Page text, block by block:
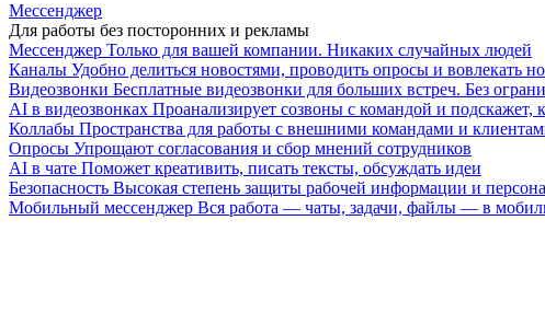
Мессенджер
Для работы без посторонних и рекламы
Мессенджер Только для вашей компании. Никаких случайных людей
Каналы Удобно делиться новостями, проводить опросы и вовлекать
Видеозвонки Бесплатные видеозвонки для больших встреч. Без
AI в видеозвонках Проанализирует созвоны с командой и подскажет,
Коллабы Пространства для работы с внешними командами и
Опросы Упрощают согласования и сбор мнений сотрудников
AI в чате Поможет креативить, писать тексты, обсуждать идеи
Безопасность Высокая степень защиты рабочей информации и
Мобильный мессенджер Вся работа — чаты, задачи, файлы — в